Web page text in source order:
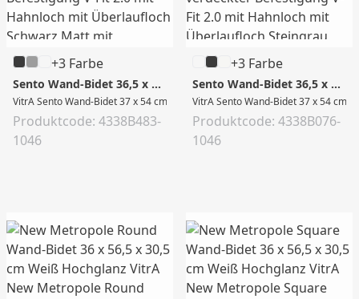
+3 Farbe
Sento Wand-Bidet 36,5 x 54 x 30,5 cm Schwarz Matt
VitrA Sento Wand-Bidet 37 x 54 cm mit verdeckter Befestigung V-Fit 2.0 mit
Produktcode: 4338B483-
1046
+3 Farbe
Sento Wand-Bidet 36,5 x 54 x 30,5 cm Steingrau Matt
VitrA Sento Wand-Bidet 37 x 54 cm
Produktcode: 4338B076-
1046